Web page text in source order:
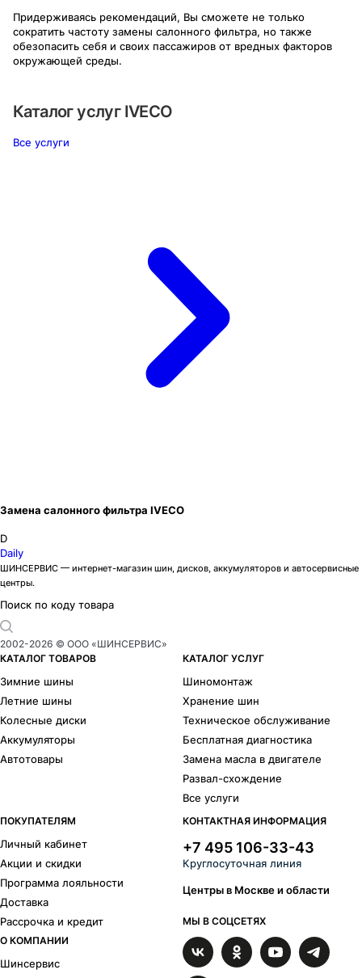
Придерживаясь рекомендаций, Вы сможете не только
сократить частоту замены салонного фильтра, но также
обезопасить себя и своих пассажиров от вредных факторов
окружающей среды.
Каталог услуг IVECO
Все услуги
Замена салонного фильтра IVECO
D
Daily
ШИНСЕРВИС — интернет-магазин шин, дисков, аккумуляторов и автосервисные
центры.
Поиск по коду товара
2002-2026 © ООО «ШИНСЕРВИС»
КАТАЛОГ ТОВАРОВ
Зимние шины
Летние шины
Колесные диски
Аккумуляторы
Автотовары
КАТАЛОГ УСЛУГ
Шиномонтаж
Хранение шин
Техническое обслуживание
Бесплатная диагностика
Замена масла в двигателе
Развал-схождение
Все услуги
ПОКУПАТЕЛЯМ
Личный кабинет
Акции и скидки
Программа лояльности
Доставка
Рассрочка и кредит
О КОМПАНИИ
Шинсервис
КОНТАКТНАЯ ИНФОРМАЦИЯ
+7 495 106-33-43
Круглосуточная линия
Центры в Москве и области
МЫ В СОЦСЕТЯХ